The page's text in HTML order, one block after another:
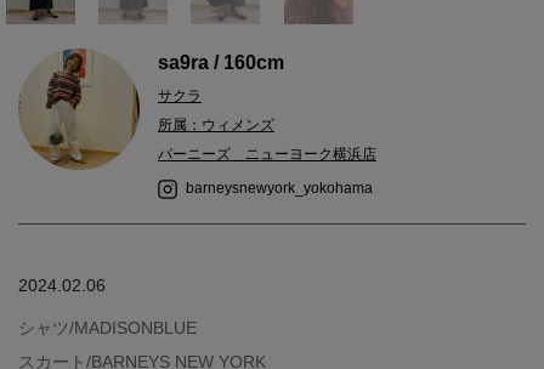
sa9ra / 160cm
サクラ
所属：ウィメンズ
バーニーズ ニューヨーク横浜店
barneysnewyork_yokohama
2024.02.06
シャツ/MADISONBLUE
スカート/BARNEYS NEW YORK